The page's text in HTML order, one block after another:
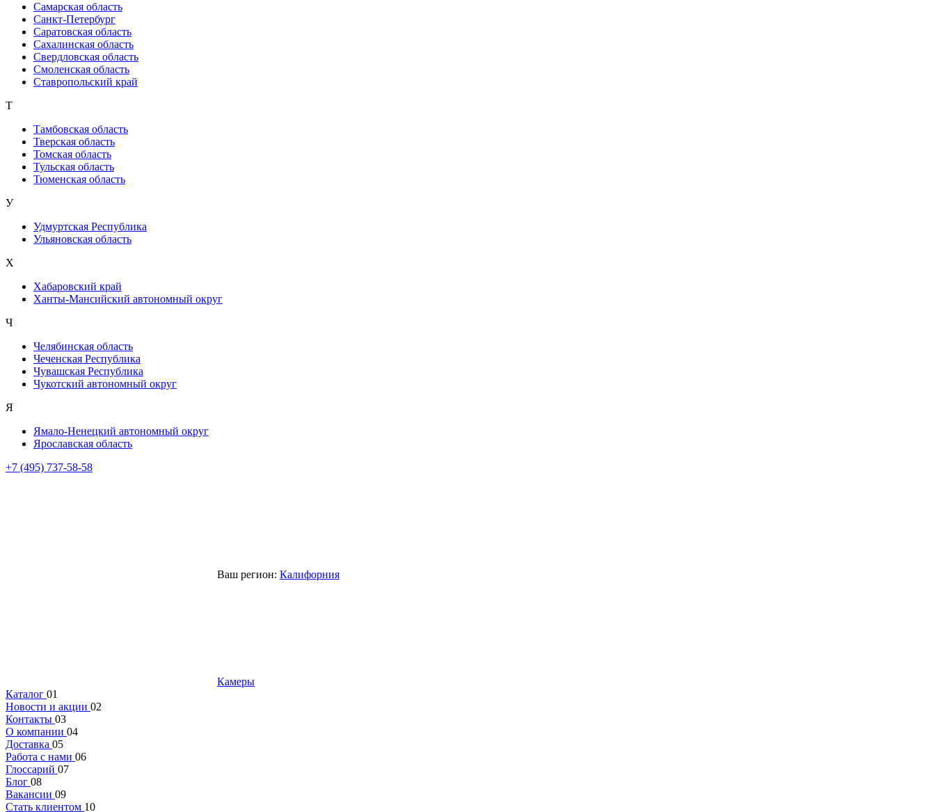
Самарская область
Санкт-Петербург
Саратовская область
Сахалинская область
Свердловская область
Смоленская область
Ставропольский край
Т
Тамбовская область
Тверская область
Томская область
Тульская область
Тюменская область
У
Удмуртская Республика
Ульяновская область
Х
Хабаровский край
Ханты-Мансийский автономный округ
Ч
Челябинская область
Чеченская Республика
Чувашская Республика
Чукотский автономный округ
Я
Ямало-Ненецкий автономный округ
Ярославская область
+7 (495) 737-58-58
Ваш регион: Калифорния
Камеры
Каталог 01
Новости и акции 02
Контакты 03
О компании 04
Доставка 05
Работа с нами 06
Глоссарий 07
Блог 08
Вакансии 09
Стать клиентом 10